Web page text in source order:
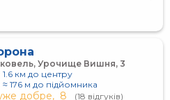
Урочище Вишня, 3
1.6 км до центру
≈ 176 м до підйомника
добре, 8 (18 відгуків)